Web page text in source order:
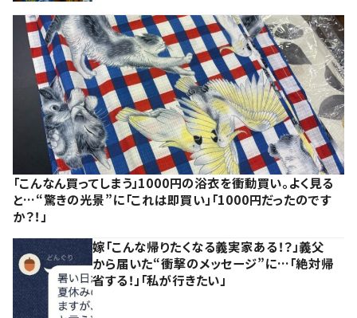
「こんなん買ってしまう」1000円の浴衣を衝動買い。よく見る
と…“驚きの光景”に「これは即買い」「1000円だったのです
か？！」
嫁「こんな帰りたくなる義実家ある！？」義父
から届いた“衝撃のメッセージ”に…「絶対帰
省する！」「私が行きたい」